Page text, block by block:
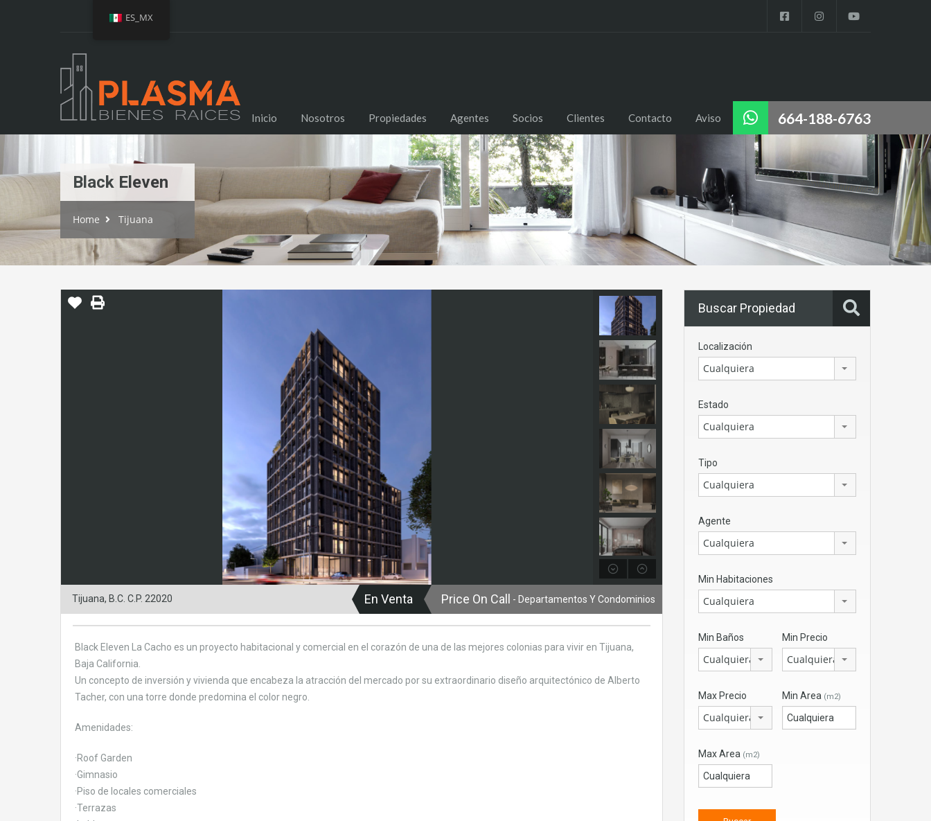
664-188-6763
Inicio Nosotros Propiedades Agentes Socios Clientes Contacto Aviso
Black Eleven
Home Tijuana
Tijuana, B.C. C.P. 22020 En Venta Price On Call - Departamentos Y Condominios
Black Eleven La Cacho es un proyecto habitacional y comercial en el corazón de una de las mejores colonias para vivir en Tijuana,
Baja California.
Un concepto de inversión y vivienda que encabeza la atracción del mercado por su extraordinario diseño arquitectónico de Alberto
Tacher, con una torre donde predomina el color negro.
Amenidades:
·Roof Garden
·Gimnasio
·Piso de locales comerciales
·Terrazas
Buscar Propiedad
Localización
Cualquiera
Estado
Cualquiera
Tipo
Cualquiera
Agente
Cualquiera
Min Habitaciones
Cualquiera
Min Baños
Cualquiera
Min Precio
Cualquiera
Max Precio
Cualquiera
Min Area (m2)
Max Area (m2)
ES_MX